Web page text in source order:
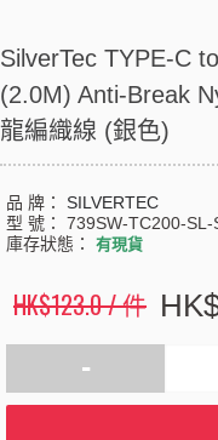
SilverTec TYPE-C
(2.0M) Anti-Break
龍編織線 (銀色)
品 牌： SILVERTEC
型 號： 739SW-TC200-SL-
庫存狀態： 有現貨
HK$123.0 / 件
-